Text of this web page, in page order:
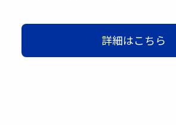
詳細はこちら